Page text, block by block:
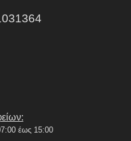
έως 15:00